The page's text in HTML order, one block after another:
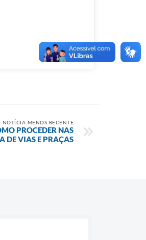
NOTÍCIA MENOS RECENTE
PROCEDER NAS
DE VIAS E PRAÇAS